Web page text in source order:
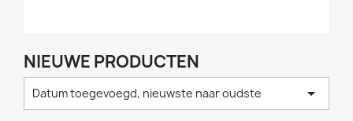
NIEUWE PRODUCTEN
Datum toegevoegd, nieuwste naar oudste 